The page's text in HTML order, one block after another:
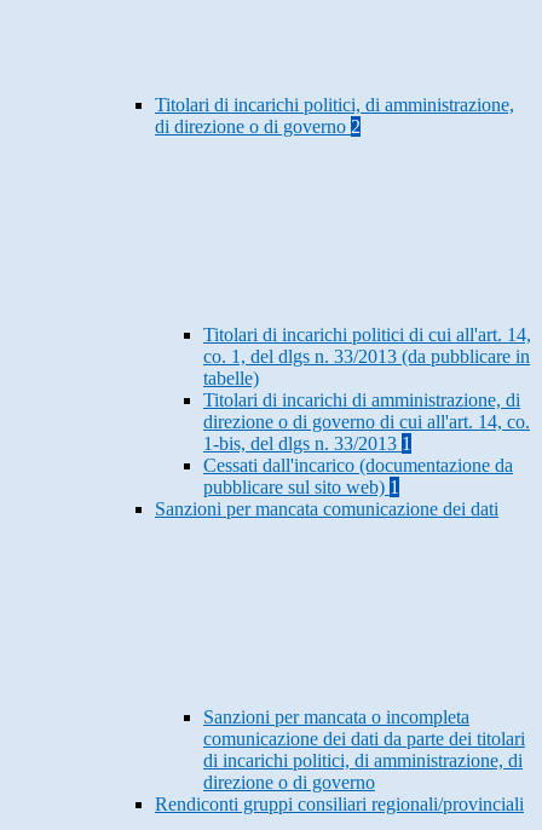
Titolari di incarichi politici, di amministrazione,
di direzione o di governo 2
Titolari di incarichi politici di cui all'art. 14,
co. 1, del dlgs n. 33/2013 (da pubblicare in
tabelle)
Titolari di incarichi di amministrazione, di
direzione o di governo di cui all'art. 14, co.
1-bis, del dlgs n. 33/2013 1
Cessati dall'incarico (documentazione da
pubblicare sul sito web) 1
Sanzioni per mancata comunicazione dei dati
Sanzioni per mancata o incompleta
comunicazione dei dati da parte dei titolari
di incarichi politici, di amministrazione, di
direzione o di governo
Rendiconti gruppi consiliari regionali/provinciali